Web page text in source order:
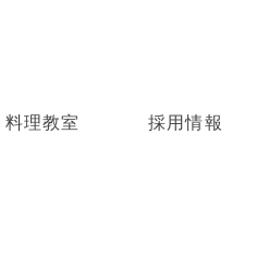
料理教室 採用情報